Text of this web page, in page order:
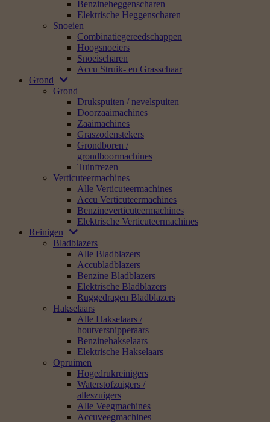
Benzineheggenscharen
Elektrische Heggenscharen
Snoeien
Combinatiegereedschappen
Hoogsnoeiers
Snoeischaren
Accu Struik- en Grasschaar
Grond
Grond
Drukspuiten / nevelspuiten
Doorzaaimachines
Zaaimachines
Graszodenstekers
Grondboren /
grondboormachines
Tuinfrezen
Verticuteermachines
Alle Verticuteermachines
Accu Verticuteermachines
Benzineverticuteermachines
Elektrische Verticuteermachines
Reinigen
Bladblazers
Alle Bladblazers
Accubladblazers
Benzine Bladblazers
Elektrische Bladblazers
Ruggedragen Bladblazers
Hakselaars
Alle Hakselaars /
houtversnipperaars
Benzinehakselaars
Elektrische Hakselaars
Opruimen
Hogedrukreinigers
Waterstofzuigers /
alleszuigers
Alle Veegmachines
Accuveegmachines